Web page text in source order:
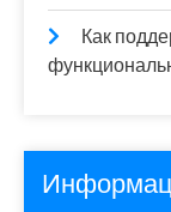
Как